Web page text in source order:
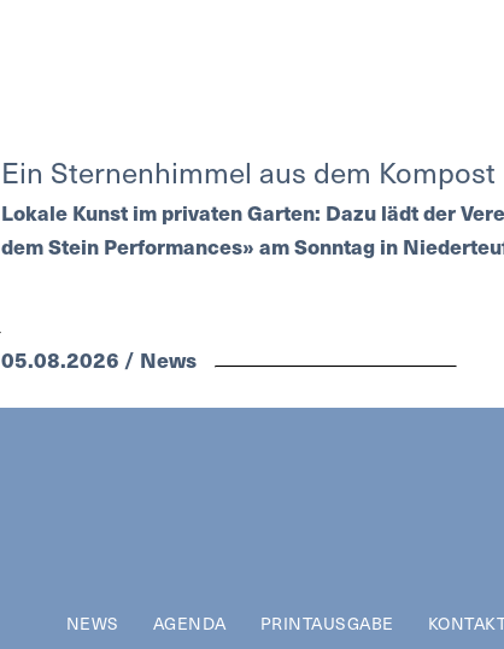
Ein Sternenhimmel aus dem Kompost
Lokale Kunst im privaten Garten: Dazu lädt der
dem Stein Performances» am Sonntag in
05.08.2026 / News
NEWS AGENDA PRINTAUSGABE